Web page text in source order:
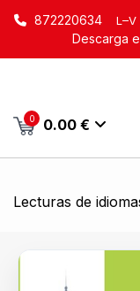
872220634 L–V
Descarga
0 0.00 €
Lecturas de